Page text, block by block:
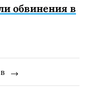
обвинения в